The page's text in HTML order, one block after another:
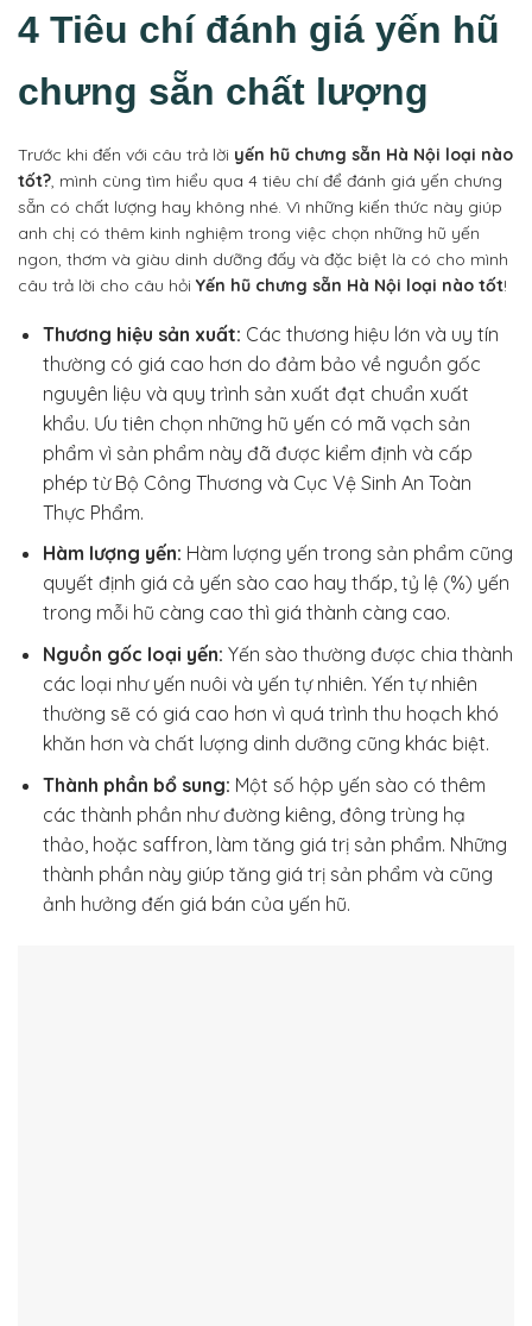
4 Tiêu chí đánh giá yến hũ
chưng sẵn chất lượng
Trước khi đến với câu trả lời yến hũ chưng sẵn Hà Nội loại nào
tốt?, mình cùng tìm hiểu qua 4 tiêu chí để đánh giá yến chưng
sẵn có chất lượng hay không nhé. Vì những kiến thức này giúp
anh chị có thêm kinh nghiệm trong việc chọn những hũ yến
ngon, thơm và giàu dinh dưỡng đấy và đặc biệt là có cho mình
câu trả lời cho câu hỏi Yến hũ chưng sẵn Hà Nội loại nào tốt!
Thương hiệu sản xuất: Các thương hiệu lớn và uy tín
thường có giá cao hơn do đảm bảo về nguồn gốc
nguyên liệu và quy trình sản xuất đạt chuẩn xuất
khẩu. Ưu tiên chọn những hũ yến có mã vạch sản
phẩm vì sản phẩm này đã được kiểm định và cấp
phép từ Bộ Công Thương và Cục Vệ Sinh An Toàn
Thực Phẩm.
Hàm lượng yến: Hàm lượng yến trong sản phẩm cũng
quyết định giá cả yến sào cao hay thấp, tỷ lệ (%) yến
trong mỗi hũ càng cao thì giá thành càng cao.
Nguồn gốc loại yến: Yến sào thường được chia thành
các loại như yến nuôi và yến tự nhiên. Yến tự nhiên
thường sẽ có giá cao hơn vì quá trình thu hoạch khó
khăn hơn và chất lượng dinh dưỡng cũng khác biệt.
Thành phần bổ sung: Một số hộp yến sào có thêm
các thành phần như đường kiêng, đông trùng hạ
thảo, hoặc saffron, làm tăng giá trị sản phẩm. Những
thành phần này giúp tăng giá trị sản phẩm và cũng
ảnh hưởng đến giá bán của yến hũ.